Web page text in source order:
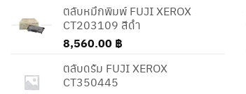
ตลับหมึกพิมพ์ FUJI XEROX
CT203109 สีดำ
8,560.00 ฿
ตลับดรัม FUJI XEROX
CT350445